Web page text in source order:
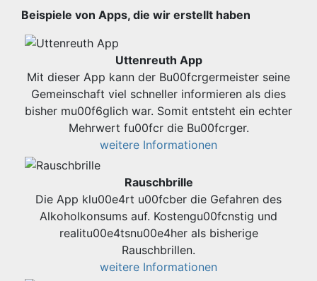
Beispiele von Apps, die wir erstellt haben
Uttenreuth App
Mit dieser App kann der Bu00fcrgermeister seine
Gemeinschaft viel schneller informieren als dies
bisher mu00f6glich war. Somit entsteht ein echter
Mehrwert fu00fcr die Bu00fcrger.
weitere Informationen
Rauschbrille
Die App klu00e4rt u00fcber die Gefahren des
Alkoholkonsums auf. Kostengu00fcnstig und
realitu00e4tsnu00e4her als bisherige
Rauschbrillen.
weitere Informationen